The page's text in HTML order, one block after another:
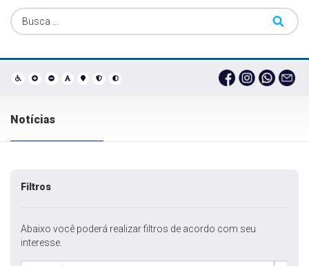
Notícias
Filtros
Abaixo você poderá realizar filtros de acordo com seu
interesse.